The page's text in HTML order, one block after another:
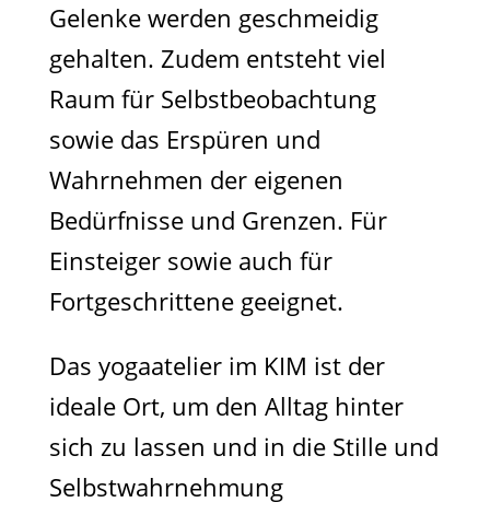
Gelenke werden geschmeidig
gehalten. Zudem entsteht viel
Raum für Selbstbeobachtung
sowie das Erspüren und
Wahrnehmen der eigenen
Bedürfnisse und Grenzen. Für
Einsteiger sowie auch für
Fortgeschrittene geeignet.
Das yogaatelier im KIM ist der
ideale Ort, um den Alltag hinter
sich zu lassen und in die Stille und
Selbstwahrnehmung